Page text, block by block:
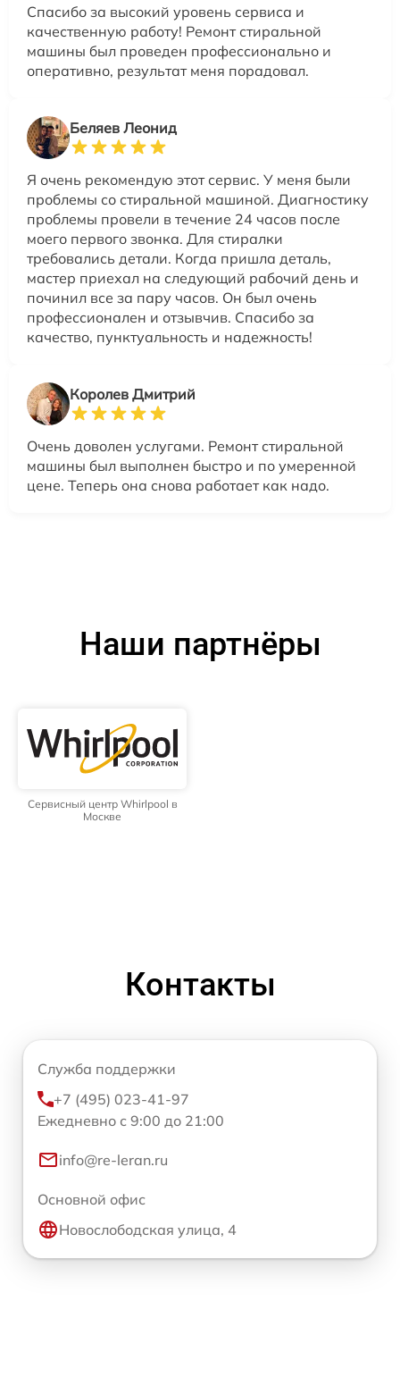
Спасибо за высокий уровень сервиса и
качественную работу! Ремонт стиральной
машины был проведен профессионально и
оперативно, результат меня порадовал.
Беляев Леонид
Я очень рекомендую этот сервис. У меня были
проблемы со стиральной машиной. Диагностику
проблемы провели в течение 24 часов после
моего первого звонка. Для стиралки
требовались детали. Когда пришла деталь,
мастер приехал на следующий рабочий день и
починил все за пару часов. Он был очень
профессионален и отзывчив. Спасибо за
качество, пунктуальность и надежность!
Королев Дмитрий
Очень доволен услугами. Ремонт стиральной
машины был выполнен быстро и по умеренной
цене. Теперь она снова работает как надо.
Наши партнёры
Сервисный центр Whirlpool в
Москве
Контакты
Служба поддержки
+7 (495) 023-41-97
Ежедневно с 9:00 до 21:00
info@re-leran.ru
Основной офис
Новослободская улица, 4